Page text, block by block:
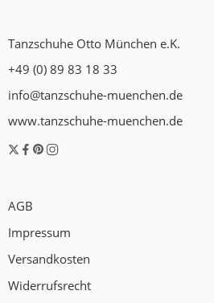
Tanzschuhe Otto München e.K.
+49 (0) 89 83 18 33
info@tanzschuhe-muenchen.de
www.tanzschuhe-muenchen.de
AGB
Impressum
Versandkosten
Widerrufsrecht